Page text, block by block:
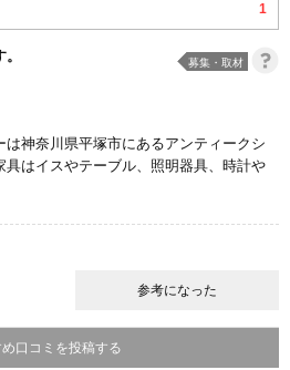
1
募集・取材
神奈川県平塚市にあるアンティークシ
具はイスやテーブル、照明器具、時計や
などもあります。
る店舗内部は雑貨好きにはたまらない環
力的なお店であると言えるでしょう。
商品はイギリスの雑貨や家具であり、
。ヨーロッパの生の雰囲気を味わうこ
参考になった
口コミを投稿する